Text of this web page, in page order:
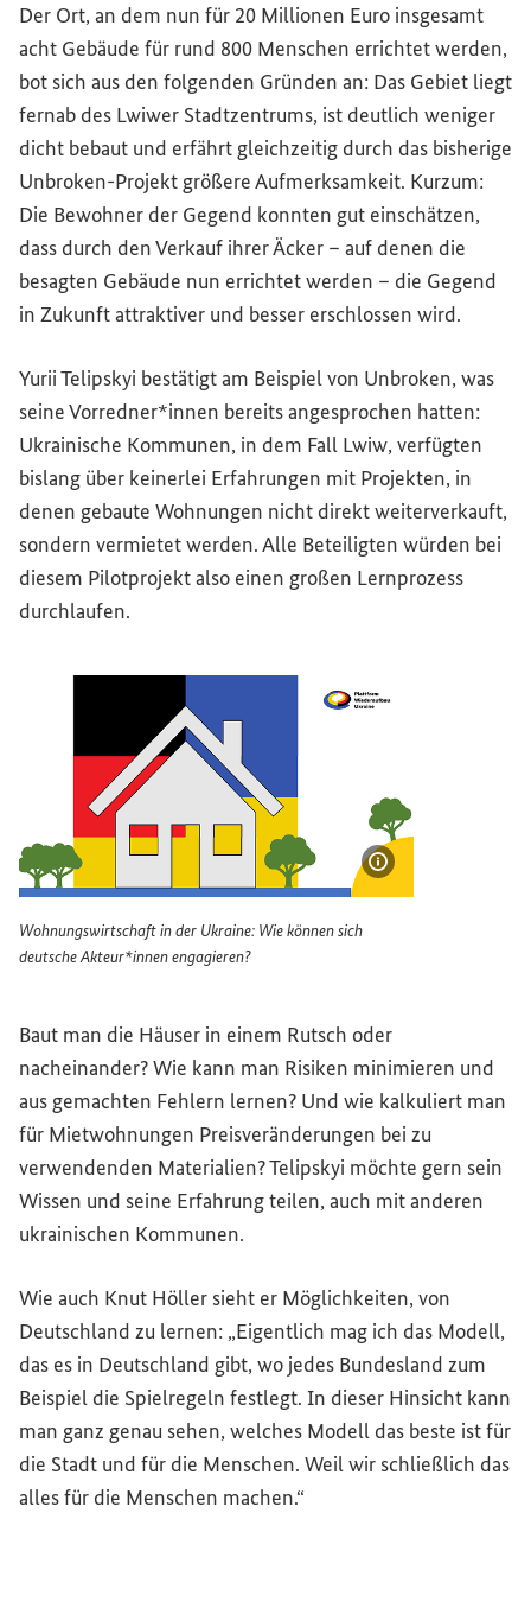
Der Ort, an dem nun für 20 Millionen Euro insgesamt
acht Gebäude für rund 800 Menschen errichtet werden,
bot sich aus den folgenden Gründen an: Das Gebiet liegt
fernab des Lwiwer Stadtzentrums, ist deutlich weniger
dicht bebaut und erfährt gleichzeitig durch das bisherige
Unbroken-Projekt größere Aufmerksamkeit. Kurzum:
Die Bewohner der Gegend konnten gut einschätzen,
dass durch den Verkauf ihrer Äcker – auf denen die
besagten Gebäude nun errichtet werden – die Gegend
in Zukunft attraktiver und besser erschlossen wird.
Yurii Telipskyi bestätigt am Beispiel von Unbroken, was
seine Vorredner*innen bereits angesprochen hatten:
Ukrainische Kommunen, in dem Fall Lwiw, verfügten
bislang über keinerlei Erfahrungen mit Projekten, in
denen gebaute Wohnungen nicht direkt weiterverkauft,
sondern vermietet werden. Alle Beteiligten würden bei
diesem Pilotprojekt also einen großen Lernprozess
durchlaufen.
Wohnungswirtschaft in der Ukraine: Wie können sich
deutsche Akteur*innen engagieren?
Baut man die Häuser in einem Rutsch oder
nacheinander? Wie kann man Risiken minimieren und
aus gemachten Fehlern lernen? Und wie kalkuliert man
für Mietwohnungen Preisveränderungen bei zu
verwendenden Materialien? Telipskyi möchte gern sein
Wissen und seine Erfahrung teilen, auch mit anderen
ukrainischen Kommunen.
Wie auch Knut Höller sieht er Möglichkeiten, von
Deutschland zu lernen: „Eigentlich mag ich das Modell,
das es in Deutschland gibt, wo jedes Bundesland zum
Beispiel die Spielregeln festlegt. In dieser Hinsicht kann
man ganz genau sehen, welches Modell das beste ist für
die Stadt und für die Menschen. Weil wir schließlich das
alles für die Menschen machen.“